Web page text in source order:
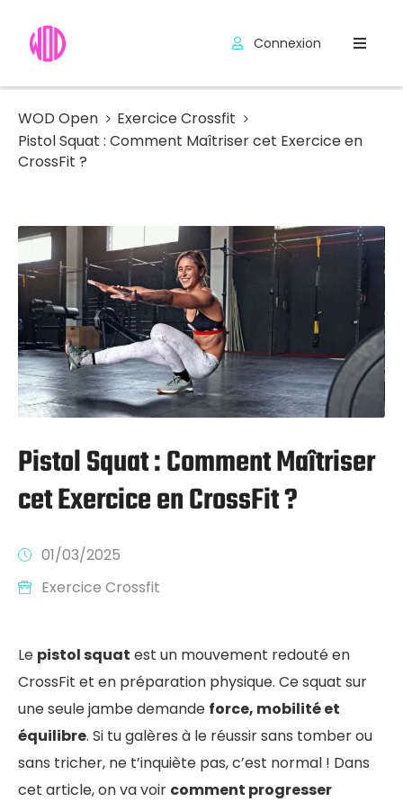
Hyrox
Programmes
Exercices
Outils
Codes
Promo
Connexion
WOD Open
Exercice Crossfit
Pistol Squat : Comment Maîtriser cet Exercice en
CrossFit ?
Pistol Squat : Comment Maîtriser
cet Exercice en CrossFit ?
01/03/2025
Exercice Crossfit
Le pistol squat est un mouvement redouté en
CrossFit et en préparation physique. Ce squat sur
une seule jambe demande force, mobilité et
équilibre. Si tu galères à le réussir sans tomber ou
sans tricher, ne t’inquiète pas, c’est normal ! Dans
cet article, on va voir comment progresser